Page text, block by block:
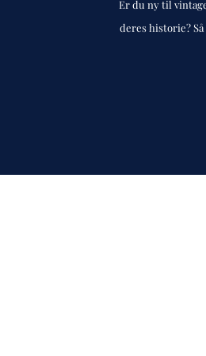
Er du ny til
deres historie?